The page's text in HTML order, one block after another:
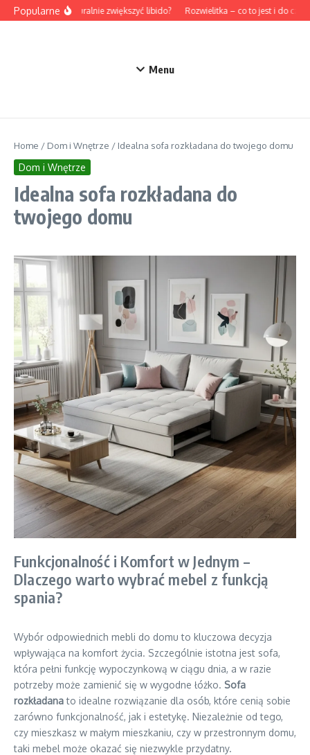
Przejdź do treści
PopularneJak naturalnie zwiększyć libido? Rozwielitka – co to jest i do czego
Menu
Home / Dom i Wnętrze / Idealna sofa rozkładana do twojego domu
Dom i Wnętrze
Idealna sofa rozkładana do
twojego domu
Funkcjonalność i Komfort w Jednym –
Dlaczego warto wybrać mebel z funkcją
spania?
Wybór odpowiednich mebli do domu to kluczowa decyzja
wpływająca na komfort życia. Szczególnie istotna jest sofa,
która pełni funkcję wypoczynkową w ciągu dnia, a w razie
potrzeby może zamienić się w wygodne łóżko. Sofa
rozkładanato idealne rozwiązanie dla osób, które cenią sobie
zarówno funkcjonalność, jak i estetykę. Niezależnie od tego,
czy mieszkasz w małym mieszkaniu, czy w przestronnym domu,
taki mebel może okazać się niezwykle przydatny.